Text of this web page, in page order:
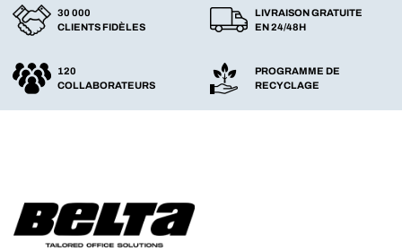
30 000
CLIENTS FIDÈLES
LIVRAISON GRATUITE
EN 24/48H
120
COLLABORATEURS
PROGRAMME DE
RECYCLAGE